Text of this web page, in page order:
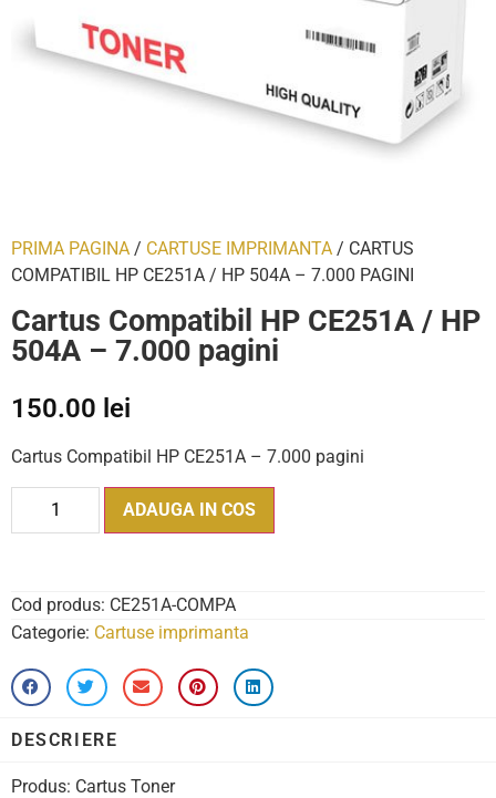
PRIMA PAGINA / CARTUSE IMPRIMANTA / CARTUS
COMPATIBIL HP CE251A / HP 504A – 7.000 PAGINI
Cartus Compatibil HP CE251A / HP
504A – 7.000 pagini
150.00 lei
Cartus Compatibil HP CE251A – 7.000 pagini
ADAUGA IN COS
Cod produs: CE251A-COMPA
Categorie: Cartuse imprimanta
DESCRIERE
Produs: Cartus Toner